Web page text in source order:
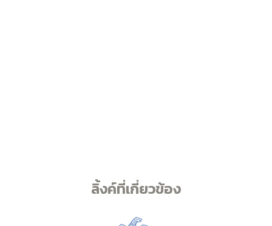
ลิ้งค์ที่เกี่ยวข้อง